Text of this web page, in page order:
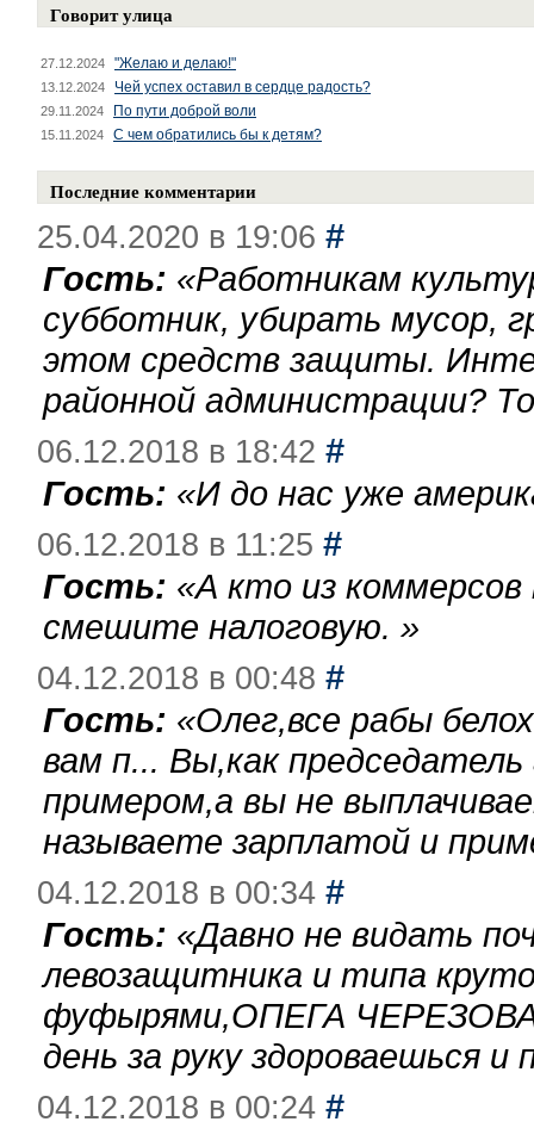
Говорит улица
27.12.2024 "Желаю и делаю!"
13.12.2024 Чей успех оставил в сердце радость?
29.11.2024 По пути доброй воли
15.11.2024 С чем обратились бы к детям?
Последние комментарии
25.04.2020 в 19:06 #
Гость: «Работникам
субботник, убирать мусор,
этом средств защиты.
районной администрации?
06.12.2018 в 18:42 #
Гость: «И до нас уже
06.12.2018 в 11:25 #
Гость: «А кто из
смешите налоговую. »
04.12.2018 в 00:48 #
Гость: «Олег,все рабы
вам п... Вы,как
примером,а вы не
называете зарплатой и
04.12.2018 в 00:34 #
Гость: «Давно не видать
левозащитника и типа
фуфырями,ОПЕГА
день за руку здороваешься
04.12.2018 в 00:24 #